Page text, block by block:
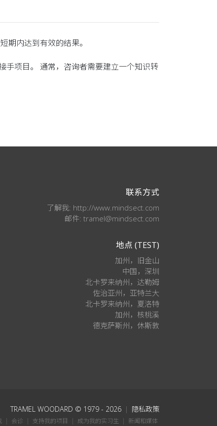
期内达到有效的结果。
手项目。 通常，咨询者需要建立一个知识转
联系方式
了解我: http://www.mindsect.com
邮件: tramel@mindsect.com
地点 (TEST)
加州，旧金山
中国，深圳
北卡罗来纳州，达勒姆
佐治亚州，亚特兰大
北卡罗来纳州，夏洛特
加州，核桃溪
德克萨斯州，休斯敦
TRAMEL WOODARD © 1979 - 2026 | 隐私政策
| 会诊 | 支持我的项目 | 成为我的实习生 | 新闻和媒体